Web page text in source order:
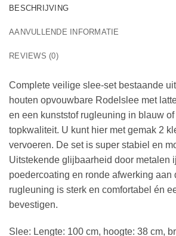
BESCHRIJVING
AANVULLENDE INFORMATIE
REVIEWS (0)
Complete veilige slee-set bestaande
houten opvouwbare Rodelslee met
en een kunststof rugleuning in blauw of
topkwaliteit. U kunt hier met gemak 2
vervoeren. De set is super stabiel en
Uitstekende glijbaarheid door metalen
poedercoating en ronde afwerking aan
rugleuning is sterk en comfortabel én
bevestigen.
Slee: Lengte: 100 cm, hoogte: 38 cm,